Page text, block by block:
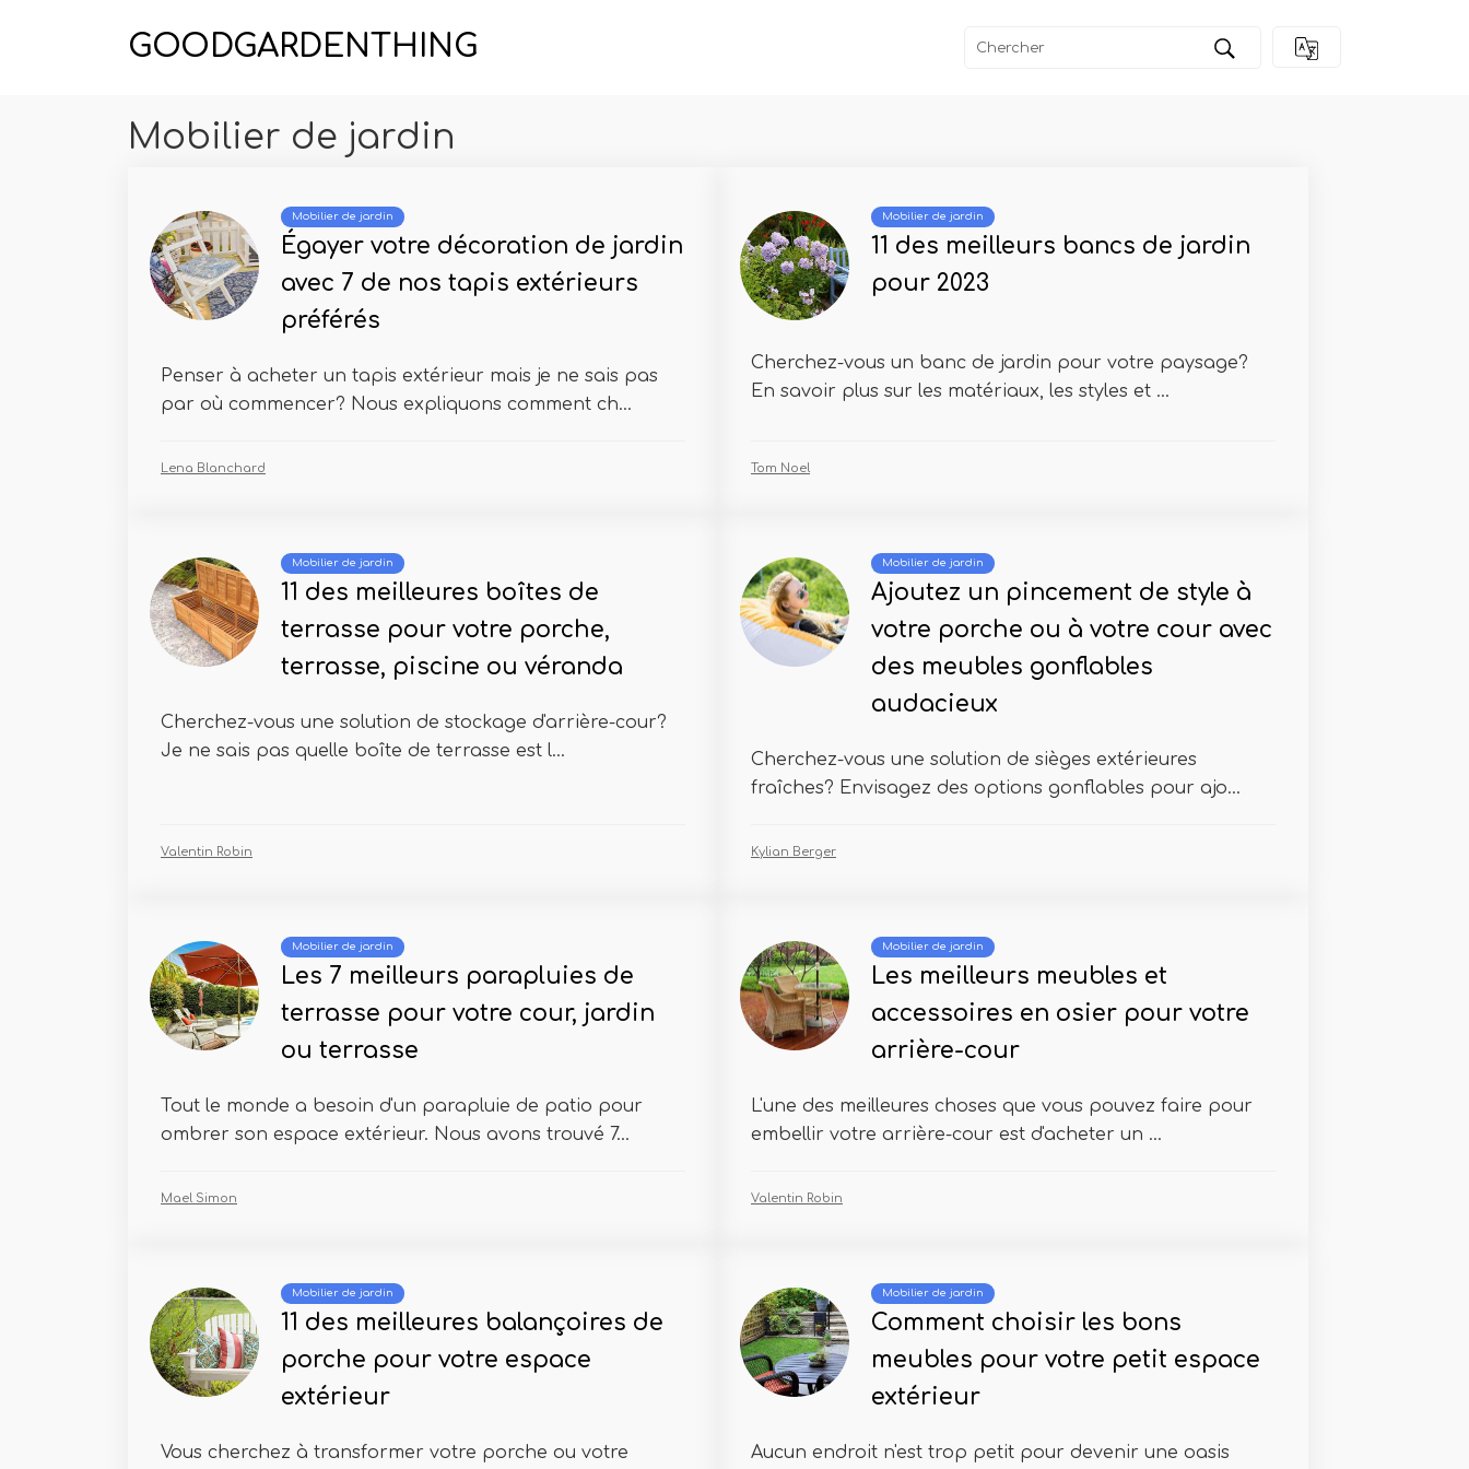
GOODGARDENTHING
Mobilier de jardin
Mobilier de jardin
Égayer votre décoration de jardin
avec 7 de nos tapis extérieurs
préférés
Penser à acheter un tapis extérieur mais je ne sais pas
par où commencer? Nous expliquons comment ch...
Lena Blanchard
Mobilier de jardin
11 des meilleurs bancs de jardin
pour 2023
Cherchez-vous un banc de jardin pour votre paysage?
En savoir plus sur les matériaux, les styles et ...
Tom Noel
Mobilier de jardin
11 des meilleures boîtes de
terrasse pour votre porche,
terrasse, piscine ou véranda
Cherchez-vous une solution de stockage d'arrière-cour?
Je ne sais pas quelle boîte de terrasse est l...
Valentin Robin
Mobilier de jardin
Ajoutez un pincement de style à
votre porche ou à votre cour avec
des meubles gonflables
audacieux
Cherchez-vous une solution de sièges extérieures
fraîches? Envisagez des options gonflables pour ajo...
Kylian Berger
Mobilier de jardin
Les 7 meilleurs parapluies de
terrasse pour votre cour, jardin
ou terrasse
Tout le monde a besoin d'un parapluie de patio pour
ombrer son espace extérieur. Nous avons trouvé 7...
Mael Simon
Mobilier de jardin
Les meilleurs meubles et
accessoires en osier pour votre
arrière-cour
L'une des meilleures choses que vous pouvez faire pour
embellir votre arrière-cour est d'acheter un ...
Valentin Robin
Mobilier de jardin
11 des meilleures balançoires de
porche pour votre espace
extérieur
Vous cherchez à transformer votre porche ou votre
Mobilier de jardin
Comment choisir les bons
meubles pour votre petit espace
extérieur
Aucun endroit n'est trop petit pour devenir une oasis